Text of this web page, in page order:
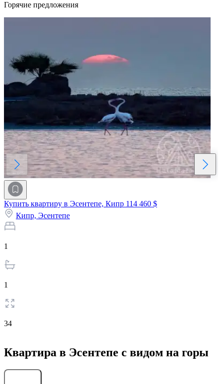
Горячие предложения
Купить квартиру в Эсентепе, Кипр 114 460 $
Кипр, Эсентепе
1
1
34
Квартира в Эсентепе с видом на горы